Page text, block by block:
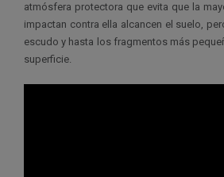
atmósfera protectora que evita que la
impactan contra ella alcancen el suelo,
escudo y hasta los fragmentos más
superficie.